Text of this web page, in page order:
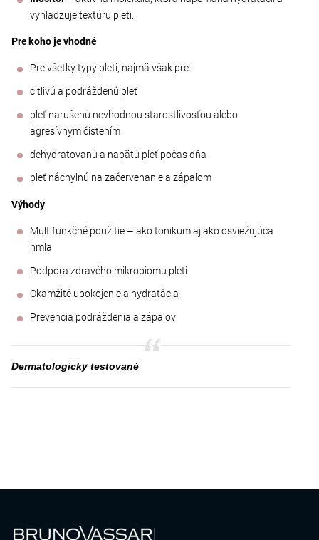
vyhladzuje textúru pleti.
Pre koho je vhodné
Pre všetky typy pleti, najmä však pre:
citlivú a podráždenú pleť
pleť narušenú nevhodnou starostlivosťou alebo
agresívnym čistením
dehydratovanú a napätú pleť počas dňa
pleť náchylnú na začervenanie a zápalom
Výhody
Multifunkčné použitie – ako tonikum aj ako osviežujúca
hmla
Podpora zdravého mikrobiomu pleti
Okamžité upokojenie a hydratácia
Prevencia podráždenia a zápalov
Dermatologicky testované